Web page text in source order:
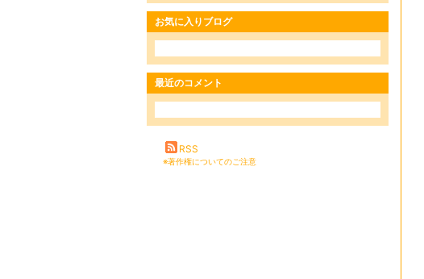
お気に入りブログ
最近のコメント
RSS
※著作権についてのご注意